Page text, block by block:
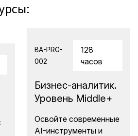
BA-PRG-
002
128
часов
Бизнес-аналитик.
Уровень Middle+
Освойте современные
AI-инструменты и